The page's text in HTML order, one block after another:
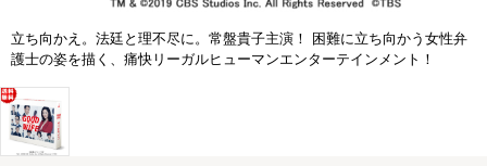
立ち向かえ。法廷と理不尽に。常盤貴子主演！ 困難に立ち向かう女性弁
護士の姿を描く、痛快リーガルヒューマンエンターテインメント！